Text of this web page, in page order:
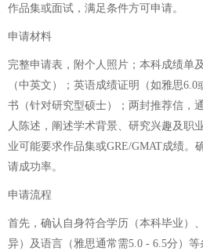
作品集或面试，满足条件方可申请。
申请材料
完整申请表，附个人照片；本科成绩单
（中英文）；英语成绩证明（如雅思
书（针对研究型硕士）；两封推荐信，
人陈述，阐述学术背景、研究兴趣及职
业可能要求作品集或GRE/GMAT成绩。
请成功率。
申请流程
首先，确认自身符合学历（本科毕业）
异）及语言（雅思通常需5.0 - 6.5分）等